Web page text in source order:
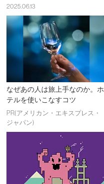
2025.06.13
なぜあの人は旅上手なのか。ホ
テルを使いこなすコツ
PR(アメリカン・エキスプレス・
ジャパン)